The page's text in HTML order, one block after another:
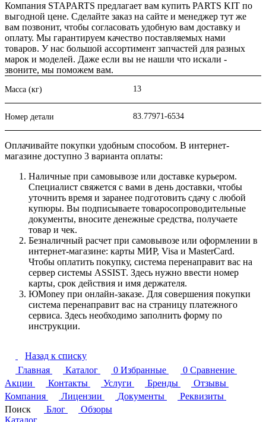
Компания STAPARTS предлагает вам купить PARTS KIT по
выгодной цене. Сделайте заказ на сайте и менеджер тут же
вам позвонит, чтобы согласовать удобную вам доставку и
оплату. Мы гарантируем качество поставляемых нами
товаров. У нас большой ассортимент запчастей для разных
марок и моделей. Даже если вы не нашли что искали -
звоните, мы поможем вам.
Масса (кг) 13
Номер детали 83.77971-6534
Оплачивайте покупки удобным способом. В интернет-
магазине доступно 3 варианта оплаты:
Наличные при самовывозе или доставке курьером.
Специалист свяжется с вами в день доставки, чтобы
уточнить время и заранее подготовить сдачу с любой
купюры. Вы подписываете товаросопроводительные
документы, вносите денежные средства, получаете
товар и чек.
Безналичный расчет при самовывозе или оформлении в
интернет-магазине: карты МИР, Visa и MasterCard.
Чтобы оплатить покупку, система перенаправит вас на
сервер системы ASSIST. Здесь нужно ввести номер
карты, срок действия и имя держателя.
ЮMoney при онлайн-заказе. Для совершения покупки
система перенаправит вас на страницу платежного
сервиса. Здесь необходимо заполнить форму по
инструкции.
Назад к списку
Главная
Каталог 0 Избранные 0 Сравнение
Акции
Контакты Услуги Бренды
Отзывы
Компания
Лицензии Документы
Реквизиты
Поиск
Блог
Обзоры
Каталог